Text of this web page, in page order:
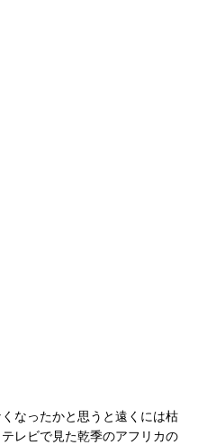
なったかと思うと遠くには枯
レビで見た乾季のアフリカの